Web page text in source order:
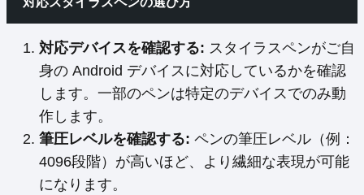
対応デバイスを確認する: スタイラスペンがご自
身の Android デバイスに対応しているかを確認
します。一部のペンは特定のデバイスでのみ動
作します。
筆圧レベルを確認する: ペンの筆圧レベル（例：
4096段階）が高いほど、より繊細な表現が可能
になります。